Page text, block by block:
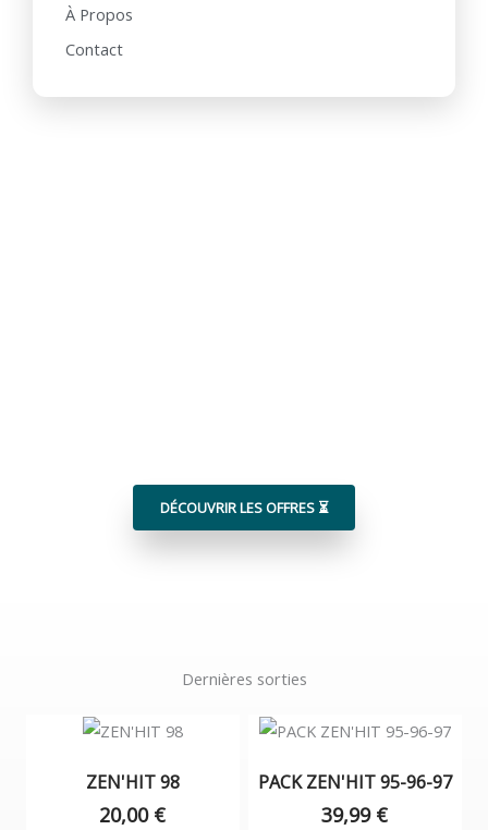
À Propos
Contact
DÉCOUVRIR LES OFFRES ⏳
Dernières sorties
ZEN'HIT 98
20,00 €
PACK ZEN'HIT 95-96-97
39,99 €